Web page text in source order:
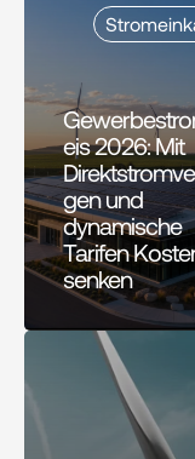
eis 2026: Mit
gen und
dynamische
Tarifen
senken